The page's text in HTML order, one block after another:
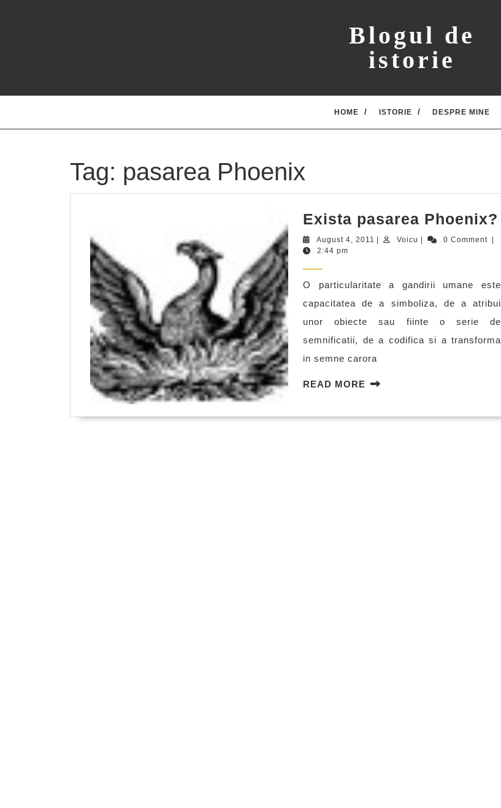
Blogul de
istorie
HOME ISTORIE DESPRE MINE
Tag: pasarea Phoenix
Exista pasarea Phoenix?
August 4, 2011 AugustVoicu Voicu 0 Comment
2:44 pm
O particularitate a gandirii umane este
capacitatea de a simboliza, de a atribui
unor obiecte sau fiinte o serie de
semnificatii, de a codifica si a transforma
in semne carora
READ MORE READ